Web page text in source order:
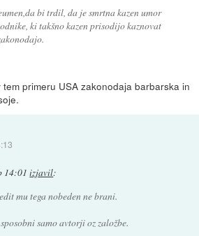
bi trdil, da je smrtna kazen umor
ki takšno kazen prisodijo kaznovat
primeru USA zakonodaja barbarska in
14:01 izjavil:
mu tega nobeden ne brani.
samo avtorji oz založbe.